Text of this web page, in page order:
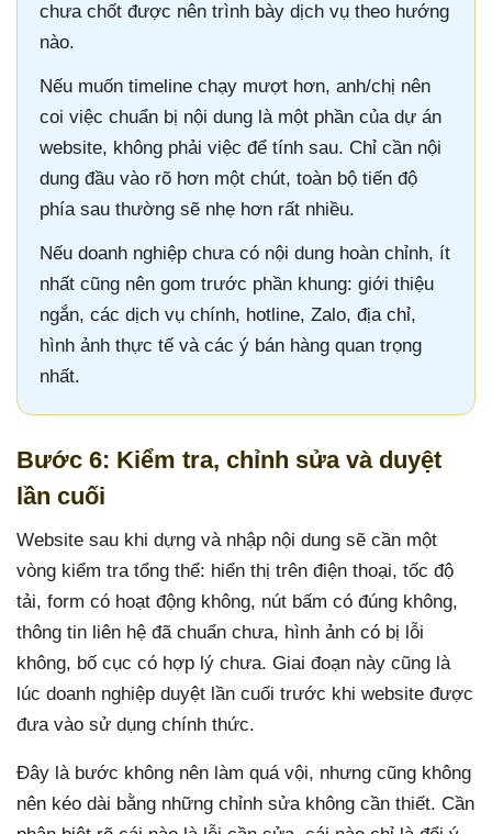
chưa chốt được nên trình bày dịch vụ theo hướng
nào.
Nếu muốn timeline chạy mượt hơn, anh/chị nên
coi việc chuẩn bị nội dung là một phần của dự án
website, không phải việc để tính sau. Chỉ cần nội
dung đầu vào rõ hơn một chút, toàn bộ tiến độ
phía sau thường sẽ nhẹ hơn rất nhiều.
Nếu doanh nghiệp chưa có nội dung hoàn chỉnh, ít
nhất cũng nên gom trước phần khung: giới thiệu
ngắn, các dịch vụ chính, hotline, Zalo, địa chỉ,
hình ảnh thực tế và các ý bán hàng quan trọng
nhất.
Bước 6: Kiểm tra, chỉnh sửa và duyệt
lần cuối
Website sau khi dựng và nhập nội dung sẽ cần một
vòng kiểm tra tổng thể: hiển thị trên điện thoại, tốc độ
tải, form có hoạt động không, nút bấm có đúng không,
thông tin liên hệ đã chuẩn chưa, hình ảnh có bị lỗi
không, bố cục có hợp lý chưa. Giai đoạn này cũng là
lúc doanh nghiệp duyệt lần cuối trước khi website được
đưa vào sử dụng chính thức.
Đây là bước không nên làm quá vội, nhưng cũng không
nên kéo dài bằng những chỉnh sửa không cần thiết. Cần